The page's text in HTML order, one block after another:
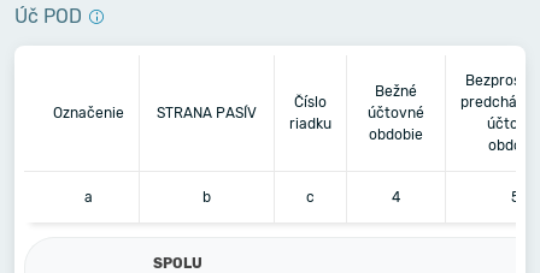
Úč POD
Označenie STRANA PASÍV
Číslo
riadku
Bežné
účtovné
obdobie
a b c 4 5
SPOLU